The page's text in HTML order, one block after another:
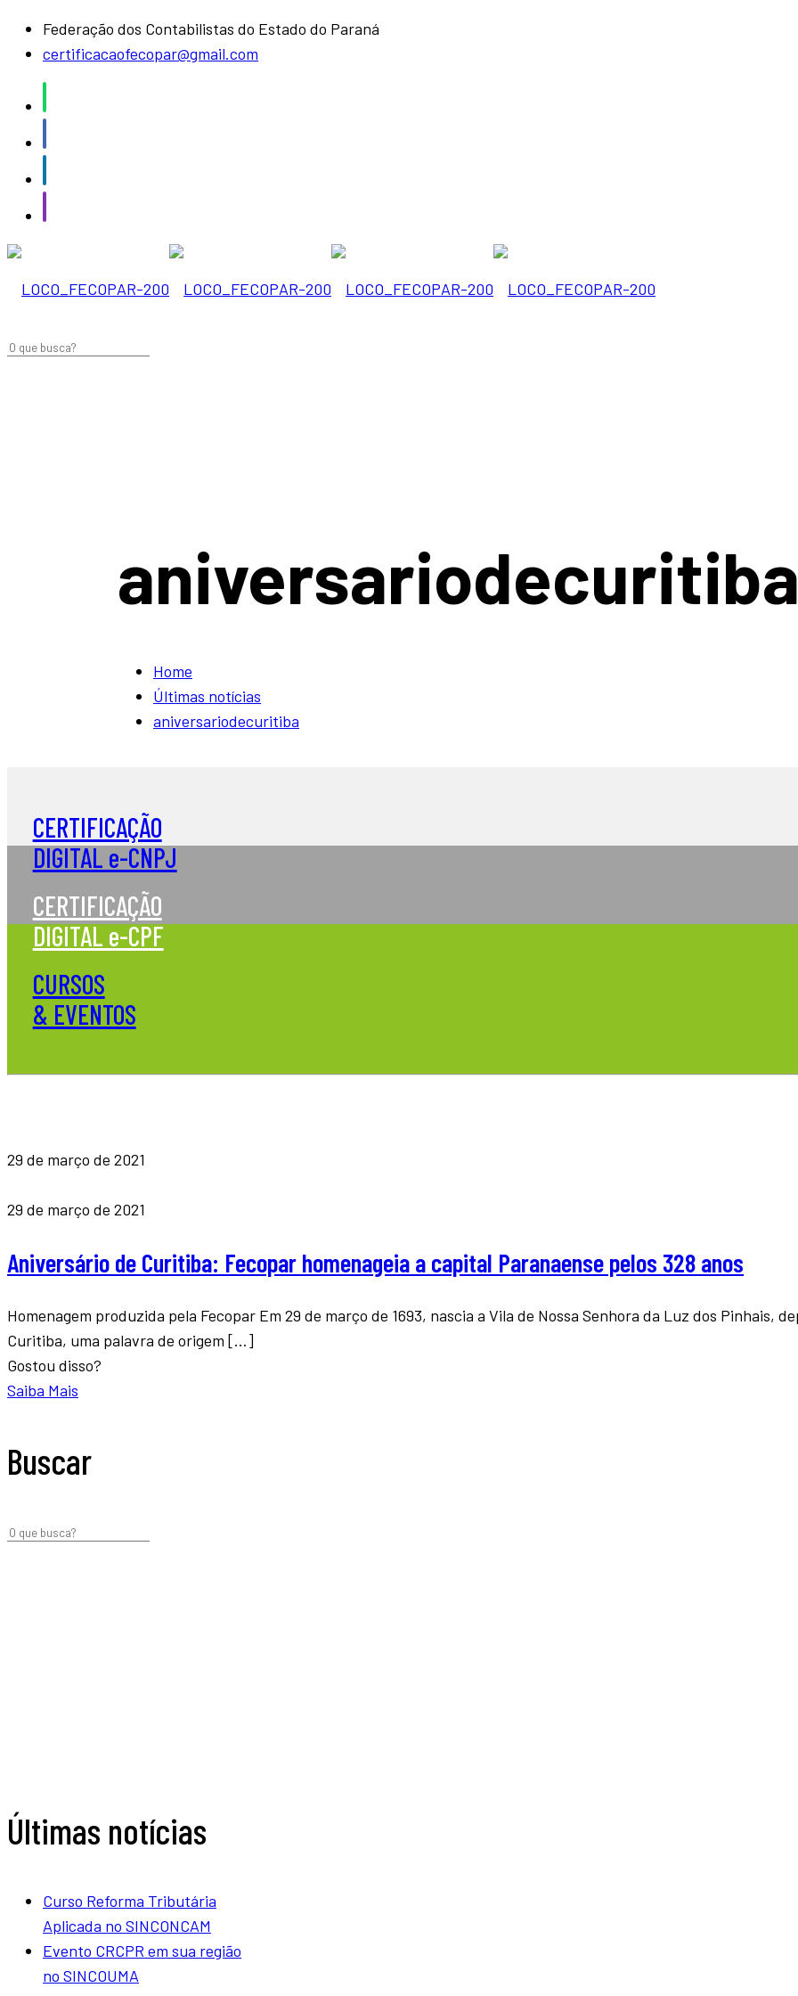
Federação dos Contabilistas do Estado do Paraná
certificacaofecopar@gmail.com
Home
Últimas notí­cias
aniversariodecuritiba
CERTIFICAÇÃO
DIGITAL e-CNPJ
CERTIFICAÇÃO
DIGITAL e-CPF
CURSOS
& EVENTOS
29 de março de 2021
29 de março de 2021
Aniversário de Curitiba: Fecopar homenageia a capital Paranaense pelos 328 anos
Homenagem produzida pela Fecopar Em 29 de março de 1693, nascia a Vila de Nossa Senhora da Luz dos Pinhais,
Curitiba, uma palavra de origem […]
Gostou disso?
Saiba Mais
Buscar
Últimas notícias
Curso Reforma Tributária
Aplicada no SINCONCAM
Evento CRCPR em sua região
no SINCOUMA